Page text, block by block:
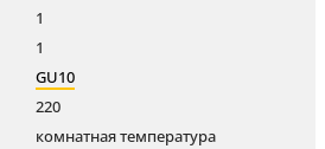
1
1
GU10
220
комнатная температура